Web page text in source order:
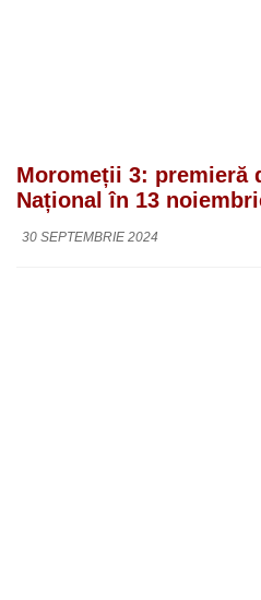
Moromeții 3: premieră
Național în 13
30 SEPTEMBRIE 2024